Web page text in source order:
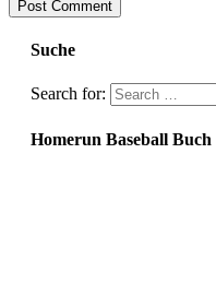
Suche
Search for:
Homerun Baseball Buch